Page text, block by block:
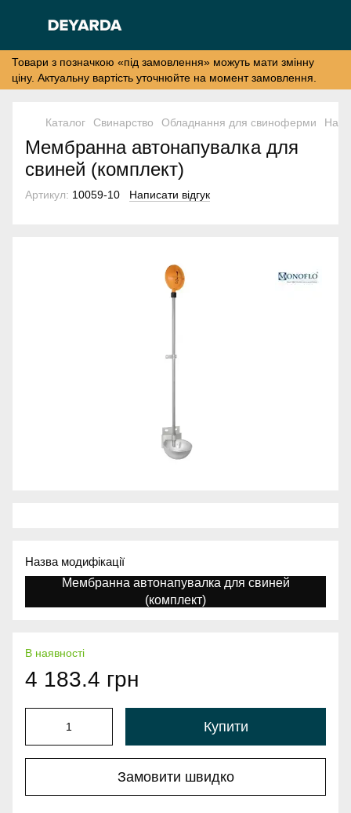
Товари з позначкою «під замовлення» можуть мати змінну
ціну. Актуальну вартість уточнюйте на момент замовлення.
Каталог Свинарство Обладнання для свиноферми
Мембранна автонапувалка для
свиней (комплект)
Артикул: 10059-10 Написати відгук
Назва модифікації
Мембранна автонапувалка для свиней
(комплект)
В наявності
4 183.4 грн
Купити
Замовити швидко